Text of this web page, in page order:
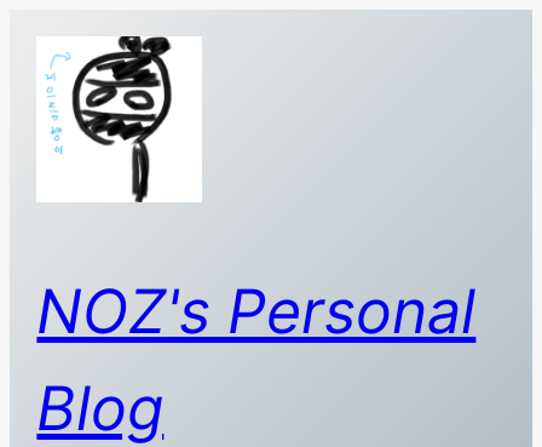
NOZ's Personal
Blog